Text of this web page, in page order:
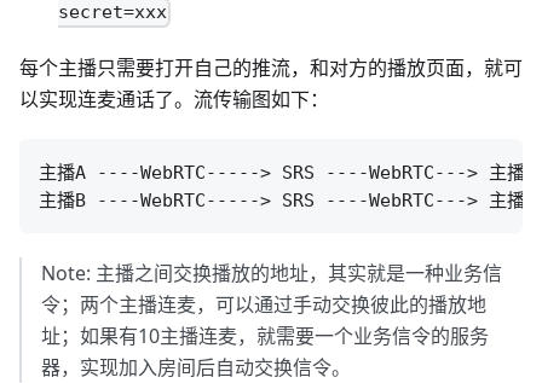
secret=xxx
每个主播只需要打开自己的推流，和对方的播放页面，就可
以实现连麦通话了。流传输图如下：
主播A ----WebRTC-----> SRS ----WebRTC---> 主播B
Note: 主播之间交换播放的地址，其实就是一种业务信
令；两个主播连麦，可以通过手动交换彼此的播放地
址；如果有10主播连麦，就需要一个业务信令的服务
器，实现加入房间后自动交换信令。